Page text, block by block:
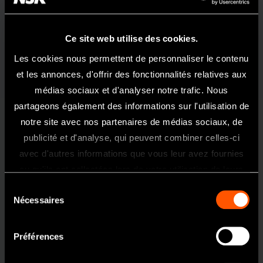
Ce site web utilise des cookies.
Les cookies nous permettent de personnaliser le contenu
et les annonces, d'offrir des fonctionnalités relatives aux
médias sociaux et d'analyser notre trafic. Nous
partageons également des informations sur l'utilisation de
notre site avec nos partenaires de médias sociaux, de
publicité et d'analyse, qui peuvent combiner celles-ci
avec d'autres informations que vous leur avez fournies
Nécessaires
Préférences
Bienvenue Sur Le Site NSK France
Micromoteur type E avec pièce à main clipée VRE
RÉFÉRENCE:
Contenu - Micromoteur type E avec pièce à main clipée
Moteur VOLVERE i7 Micromoteur de type E
Pédale de commande Support pour micromoteur
Spécifications - Moteur
Alimentation
Poids